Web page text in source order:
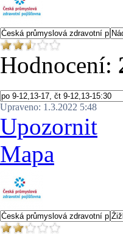
Hodnocení:
Upraveno: 1.3.2022 5:48
Upozornit
Mapa